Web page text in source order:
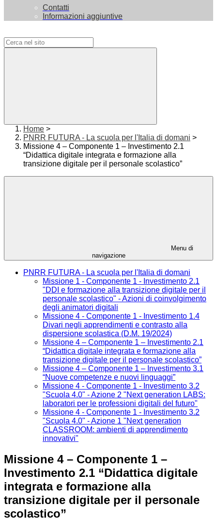
Contatti
Informazioni aggiuntive
Home >
PNRR FUTURA - La scuola per l'Italia di domani >
Missione 4 – Componente 1 – Investimento 2.1
“Didattica digitale integrata e formazione alla
transizione digitale per il personale scolastico”
Menu di
navigazione
PNRR FUTURA - La scuola per l'Italia di domani
Missione 1 - Componente 1 - Investimento 2.1
"DDI e formazione alla transizione digitale per il
personale scolastico" - Azioni di coinvolgimento
degli animatori digitali
Missione 4 - Componente 1 - Investimento 1.4
Divari negli apprendimenti e contrasto alla
dispersione scolastica (D.M. 19/2024)
Missione 4 – Componente 1 – Investimento 2.1
“Didattica digitale integrata e formazione alla
transizione digitale per il personale scolastico”
Missione 4 – Componente 1 – Investimento 3.1
“Nuove competenze e nuovi linguaggi”
Missione 4 - Componente 1 - Investimento 3.2
"Scuola 4.0" - Azione 2 "Next generation LABS:
laboratori per le professioni digitali del futuro"
Missione 4 - Componente 1 - Investimento 3.2
"Scuola 4.0" - Azione 1 "Next generation
CLASSROOM: ambienti di apprendimento
innovativi"
Missione 4 – Componente 1 –
Investimento 2.1 “Didattica digitale
integrata e formazione alla
transizione digitale per il personale
scolastico”